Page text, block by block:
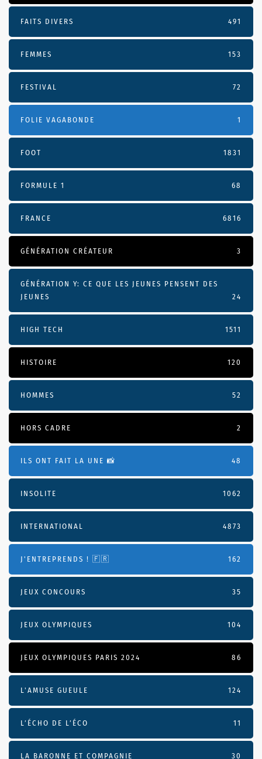
FAITS DIVERS 491
FEMMES 153
FESTIVAL 72
FOLIE VAGABONDE 1
FOOT 1831
FORMULE 1 68
FRANCE 6816
GÉNÉRATION CRÉATEUR 3
GÉNÉRATION Y: CE QUE LES JEUNES PENSENT DES
JEUNES
24
HIGH TECH 1511
HISTOIRE 120
HOMMES 52
HORS CADRE 2
ILS ONT FAIT LA UNE 📸 48
INSOLITE 1062
INTERNATIONAL 4873
J'ENTREPRENDS ! 🇫🇷 162
JEUX CONCOURS 35
JEUX OLYMPIQUES 104
JEUX OLYMPIQUES PARIS 2024 86
L'AMUSE GUEULE 124
L’ÉCHO DE L’ÉCO 11
LA BARONNE ET COMPAGNIE 30